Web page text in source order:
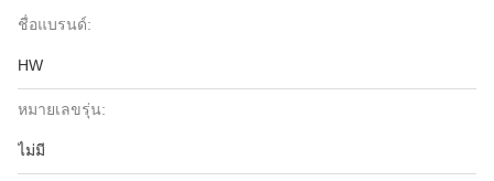
ชื่อแบรนด์:
HW
หมายเลขรุ่น:
ไม่มี